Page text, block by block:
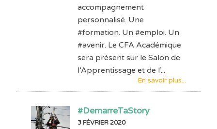
accompagnement
personnalisé. Une
#formation. Un #emploi. Un
#avenir. Le CFA Académique
sera présent sur le Salon de
l’Apprentissage et de l’...
En savoir plus...
#DemarreTaStory
3 FÉVRIER 2020